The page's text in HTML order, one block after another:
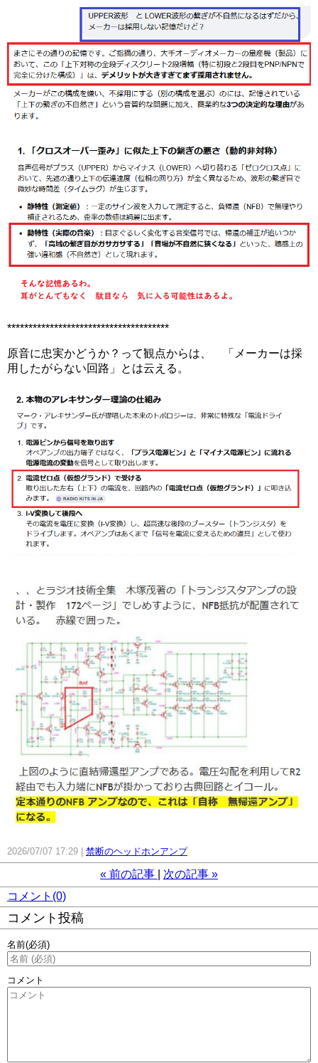
**************************************
原音に忠実かどうか？って観点からは、 「メーカーは採
用したがらない回路」とは云える。
2026/07/07 17:29 禁断のヘッドホンアンプ
« 前の記事 次の記事 »
コメント(0)
コメント投稿
名前(必須)
コメント